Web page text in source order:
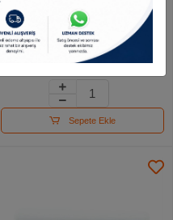
St1 Ufo Isıtıcı Ayak
Alüminyum
Sepete Ekle